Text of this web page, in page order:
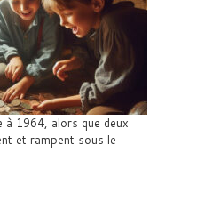
à 1964, alors que deux
et rampent sous le